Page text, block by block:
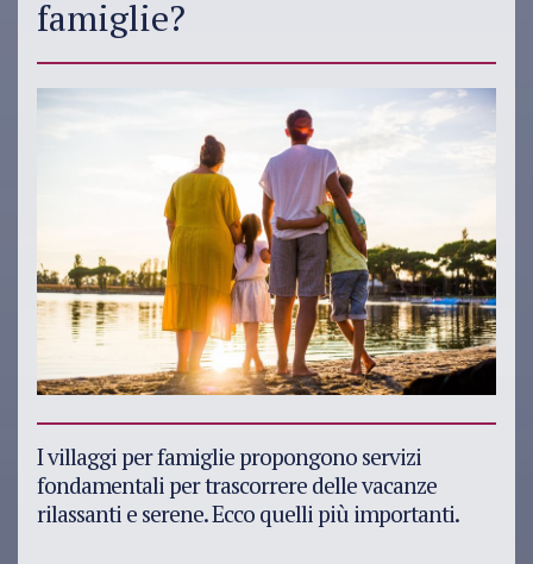
famiglie?
I villaggi per famiglie propongono servizi
fondamentali per trascorrere delle vacanze
rilassanti e serene. Ecco quelli più importanti.